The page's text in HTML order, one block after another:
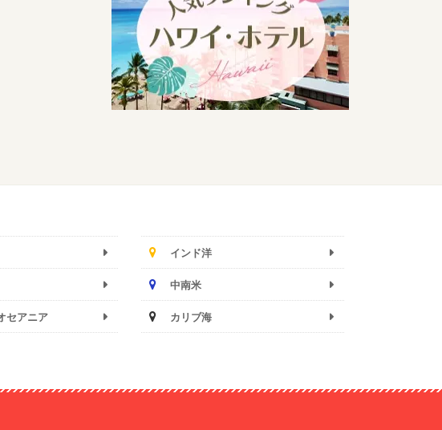
インド洋
中南米
セアニア カリブ海